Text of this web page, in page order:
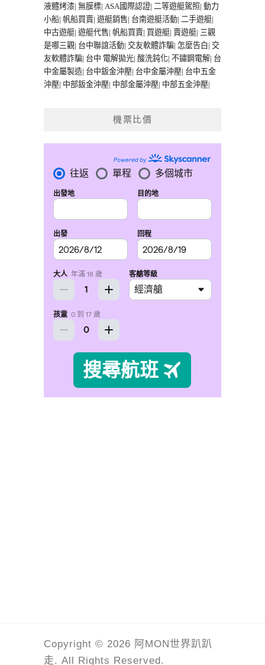
液體烤漆| 無膜標| ASA國際認證| 二等遊艇駕照| 動力
小船| 帆船買賣| 遊艇銷售| 台南遊艇活動| 二手遊艇|
中古遊艇| 遊艇代售| 帆船買賣| 買遊艇| 賣遊艇| 三觀
是哪三觀| 台中聯誼活動| 交友軟體詐騙| 怎麼告白| 交
友軟體詐騙| 台中 電解拋光| 酸洗鈍化| 不鏽鋼電解| 台
中金屬製造| 台中鈑金沖壓| 台中金屬沖壓| 台中五金
沖壓| 中部鈑金沖壓| 中部金屬沖壓| 中部五金沖壓|
機票比價
Copyright © 2026 阿MON世界趴趴
走. All Rights Reserved.